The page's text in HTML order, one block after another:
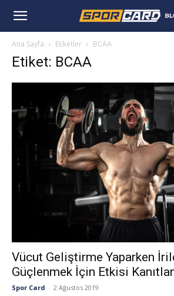
Ana Sayfa Etiketler BCAA
Etiket: BCAA
Vücut Geliştirme Yaparken
Güçlenmek İçin Etkisi
Spor Card - 2 Ağustos 2019